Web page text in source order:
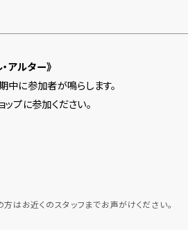
アルター》
中に参加者が鳴らします。
プに参加ください。
はお近くのスタッフまでお声がけください。